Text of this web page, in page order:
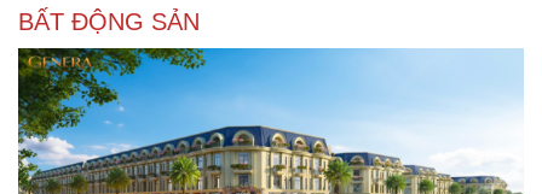
BẤT ĐỘNG SẢN